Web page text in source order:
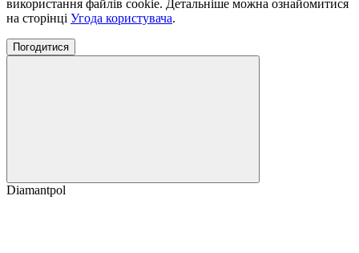
використання файлів cookie. Детальніше можна ознайомитися
на сторінці Угода користувача.
Погодитися
Diamantpol